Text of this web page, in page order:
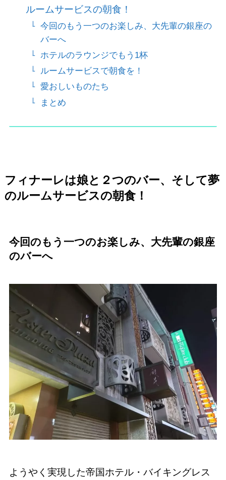
ルームサービスの朝食！
今回のもう一つのお楽しみ、大先輩の銀座の
バーへ
ホテルのラウンジでもう1杯
ルームサービスで朝食を！
愛おしいものたち
まとめ
フィナーレは娘と２つのバー、そして夢
のルームサービスの朝食！
今回のもう一つのお楽しみ、大先輩の銀座
のバーへ
ようやく実現した帝国ホテル・バイキングレス